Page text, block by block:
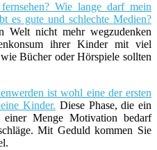
Wie lange darf mein
es gute und schlechte Medien?
Welt nicht mehr wegzudenken
ihrer Kinder mit viel
Bücher oder Hörspiele sollten
ist wohl eine der ersten
Kinder. Diese Phase, die ein
einer Menge Motivation bedarf
Mit Geduld kommen Sie